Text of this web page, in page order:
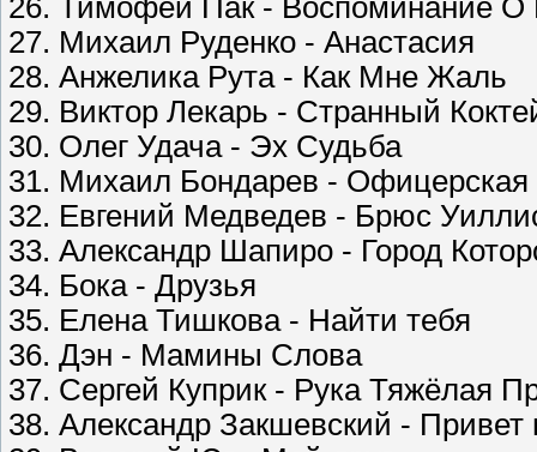
26. Тимофей Пак - Воспоминание О
27. Михаил Руденко - Анастасия
28. Анжелика Рута - Как Мне Жаль
29. Виктор Лекарь - Странный
30. Олег Удача - Эх Судьба
31. Михаил Бондарев -
32. Евгений Медведев - Брюс
33. Александр Шапиро - Город
34. Бока - Друзья
35. Елена Тишкова - Найти тебя
36. Дэн - Мамины Слова
37. Сергей Куприк - Рука Тяжёлая
38. Александр Закшевский -